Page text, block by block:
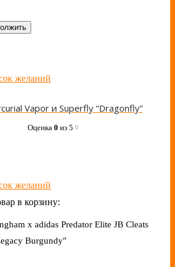
желаний
Vapor и Superfly “Dragonfly”
Оценка 0 из 5 0
желаний
в корзину:
x adidas Predator Elite JB Cleats
Burgundy"